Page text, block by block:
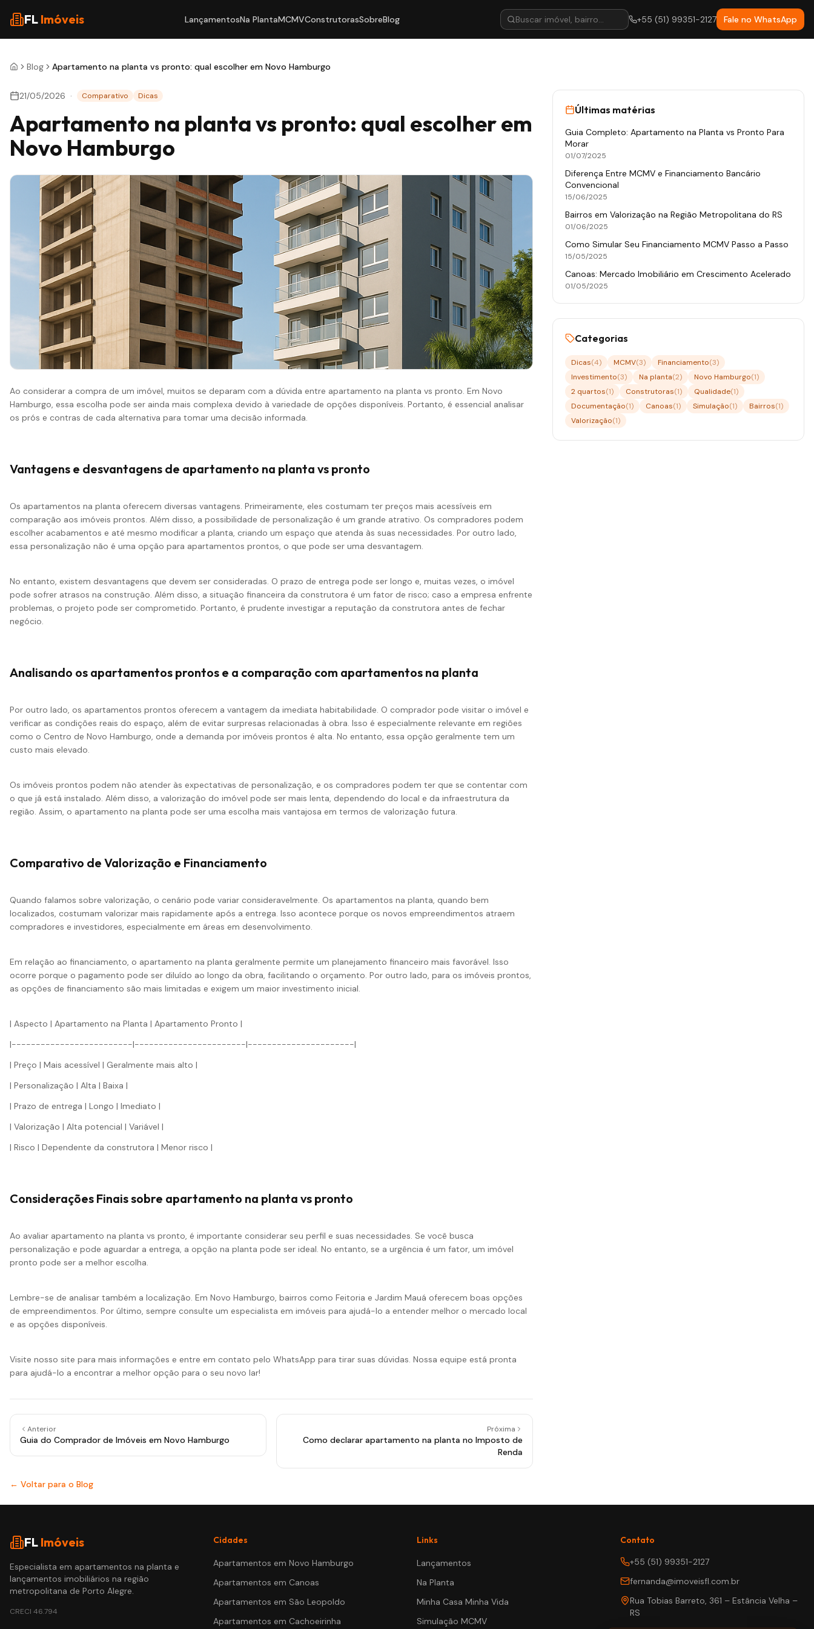
FL Imóveis LançamentosNa PlantaMCMVConstrutorasSobreBlog +55 (51) 99351-2127 Fale no WhatsApp
Blog Apartamento na planta vs pronto: qual escolher em Novo Hamburgo
21/05/2026 · Comparativo Dicas
Apartamento na planta vs pronto: qual escolher em
Novo Hamburgo
Ao considerar a compra de um imóvel, muitos se deparam com a dúvida entre apartamento na planta vs pronto. Em Novo
Hamburgo, essa escolha pode ser ainda mais complexa devido à variedade de opções disponíveis. Portanto, é essencial analisar
os prós e contras de cada alternativa para tomar uma decisão informada.
Vantagens e desvantagens de apartamento na planta vs pronto
Os apartamentos na planta oferecem diversas vantagens. Primeiramente, eles costumam ter preços mais acessíveis em
comparação aos imóveis prontos. Além disso, a possibilidade de personalização é um grande atrativo. Os compradores podem
escolher acabamentos e até mesmo modificar a planta, criando um espaço que atenda às suas necessidades. Por outro lado,
essa personalização não é uma opção para apartamentos prontos, o que pode ser uma desvantagem.
No entanto, existem desvantagens que devem ser consideradas. O prazo de entrega pode ser longo e, muitas vezes, o imóvel
pode sofrer atrasos na construção. Além disso, a situação financeira da construtora é um fator de risco; caso a empresa enfrente
problemas, o projeto pode ser comprometido. Portanto, é prudente investigar a reputação da construtora antes de fechar
negócio.
Analisando os apartamentos prontos e a comparação com apartamentos na planta
Por outro lado, os apartamentos prontos oferecem a vantagem da imediata habitabilidade. O comprador pode visitar o imóvel e
verificar as condições reais do espaço, além de evitar surpresas relacionadas à obra. Isso é especialmente relevante em regiões
como o Centro de Novo Hamburgo, onde a demanda por imóveis prontos é alta. No entanto, essa opção geralmente tem um
custo mais elevado.
Os imóveis prontos podem não atender às expectativas de personalização, e os compradores podem ter que se contentar com
o que já está instalado. Além disso, a valorização do imóvel pode ser mais lenta, dependendo do local e da infraestrutura da
região. Assim, o apartamento na planta pode ser uma escolha mais vantajosa em termos de valorização futura.
Comparativo de Valorização e Financiamento
Quando falamos sobre valorização, o cenário pode variar consideravelmente. Os apartamentos na planta, quando bem
localizados, costumam valorizar mais rapidamente após a entrega. Isso acontece porque os novos empreendimentos atraem
compradores e investidores, especialmente em áreas em desenvolvimento.
Em relação ao financiamento, o apartamento na planta geralmente permite um planejamento financeiro mais favorável. Isso
ocorre porque o pagamento pode ser diluído ao longo da obra, facilitando o orçamento. Por outro lado, para os imóveis prontos,
as opções de financiamento são mais limitadas e exigem um maior investimento inicial.
| Aspecto | Apartamento na Planta | Apartamento Pronto |
|-------------------------|-----------------------|----------------------|
| Preço | Mais acessível | Geralmente mais alto |
| Personalização | Alta | Baixa |
| Prazo de entrega | Longo | Imediato |
| Valorização | Alta potencial | Variável |
| Risco | Dependente da construtora | Menor risco |
Considerações Finais sobre apartamento na planta vs pronto
Ao avaliar apartamento na planta vs pronto, é importante considerar seu perfil e suas necessidades. Se você busca
personalização e pode aguardar a entrega, a opção na planta pode ser ideal. No entanto, se a urgência é um fator, um imóvel
pronto pode ser a melhor escolha.
Lembre-se de analisar também a localização. Em Novo Hamburgo, bairros como Feitoria e Jardim Mauá oferecem boas opções
de empreendimentos. Por último, sempre consulte um especialista em imóveis para ajudá-lo a entender melhor o mercado local
e as opções disponíveis.
Visite nosso site para mais informações e entre em contato pelo WhatsApp para tirar suas dúvidas. Nossa equipe está pronta
para ajudá-lo a encontrar a melhor opção para o seu novo lar!
Anterior
Guia do Comprador de Imóveis em Novo Hamburgo
Próxima
Como declarar apartamento na planta no Imposto de
Renda
← Voltar para o Blog
Últimas matérias
Guia Completo: Apartamento na Planta vs Pronto Para
Morar
01/07/2025
Diferença Entre MCMV e Financiamento Bancário
Convencional
15/06/2025
Bairros em Valorização na Região Metropolitana do RS
01/06/2025
Como Simular Seu Financiamento MCMV Passo a Passo
15/05/2025
Canoas: Mercado Imobiliário em Crescimento Acelerado
01/05/2025
Categorias
Dicas(4) MCMV(3) Financiamento(3)
Investimento(3) Na planta(2) Novo Hamburgo(1)
2 quartos(1) Construtoras(1) Qualidade(1)
Documentação(1) Canoas(1) Simulação(1) Bairros(1)
Valorização(1)
FL Imóveis
Especialista em apartamentos na planta e
lançamentos imobiliários na região
metropolitana de Porto Alegre.
CRECI 46.794
Cidades
Apartamentos em Novo Hamburgo
Apartamentos em Canoas
Apartamentos em São Leopoldo
Apartamentos em Cachoeirinha
Links
Lançamentos
Na Planta
Minha Casa Minha Vida
Simulação MCMV
Contato
+55 (51) 99351-2127
fernanda@imoveisfl.com.br
Rua Tobias Barreto, 361 – Estância Velha –
RS